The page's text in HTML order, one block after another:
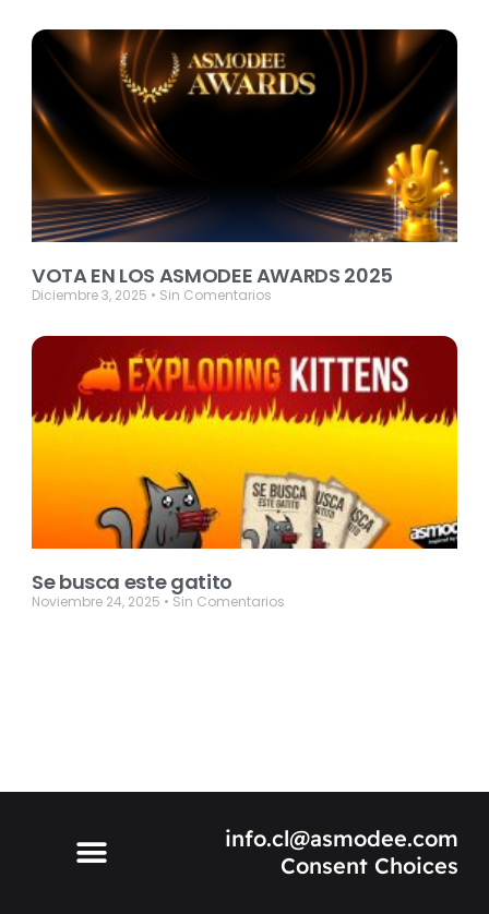
VOTA EN LOS ASMODEE AWARDS 2025
Diciembre 3, 2025 Sin Comentarios
Se busca este gatito
Noviembre 24, 2025 Sin Comentarios
info.cl@asmodee.com
Consent Choices